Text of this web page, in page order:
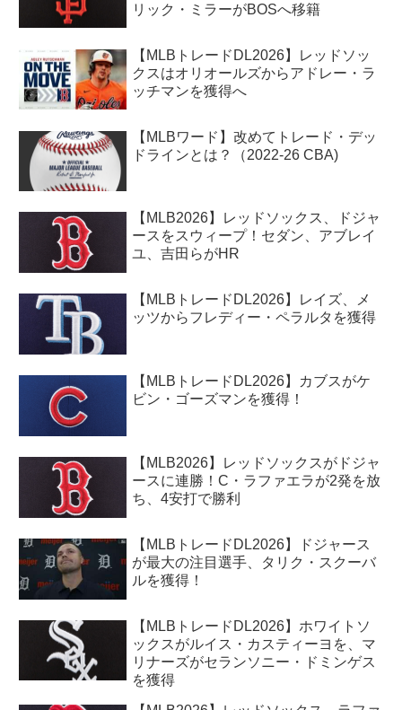
リック・ミラーがBOSへ移籍
【MLBトレードDL2026】レッドソッ
クスはオリオールズからアドレー・ラ
ッチマンを獲得へ
【MLBワード】改めてトレード・デッ
ドラインとは？（2022-26 CBA)
【MLB2026】レッドソックス、ドジャ
ースをスウィープ！セダン、アブレイ
ユ、吉田らがHR
【MLBトレードDL2026】レイズ、メ
ッツからフレディー・ペラルタを獲得
【MLBトレードDL2026】カブスがケ
ビン・ゴーズマンを獲得！
【MLB2026】レッドソックスがドジャ
ースに連勝！C・ラファエラが2発を放
ち、4安打で勝利
【MLBトレードDL2026】ドジャース
が最大の注目選手、タリク・スクーバ
ルを獲得！
【MLBトレードDL2026】ホワイトソ
ックスがルイス・カスティーヨを、マ
リナーズがセランソニー・ドミンゲス
を獲得